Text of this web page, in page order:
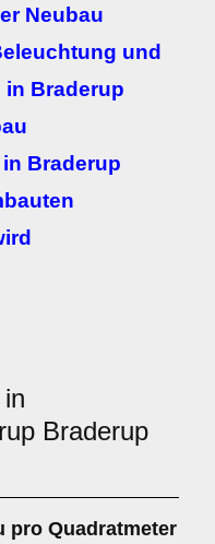
Neubau
und
in Braderup
Braderup
in
Braderup
pro Quadratmeter